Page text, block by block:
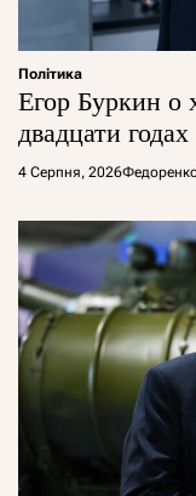
Політика
Егор Буркин о
двадцати
4 Серпня, 2026